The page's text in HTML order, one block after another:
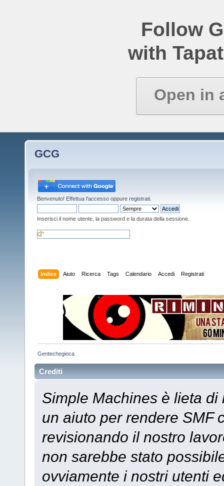
Follow
with
Open in
GCG
Benvenuto! Effettua l'accesso oppure registrati
Inserisci il nome utente, la password e la durata della sessione.
Indice Aiuto Ricerca Tags Calendario Accedi Registrati
Gentechegioca
Crediti
Simple Machines è lieta
un aiuto per rendere SMF
revisionando il nostro
non sarebbe stato
ovviamente i nostri utenti